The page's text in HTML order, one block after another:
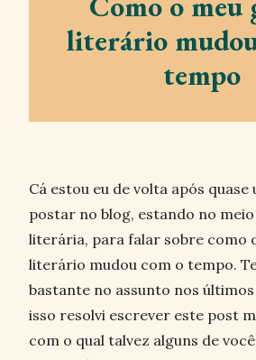
literário
tempo
Cá estou eu de volta após quase
postar no blog, estando no
literária, para falar sobre como
literário mudou com o tempo.
bastante no assunto nos
isso resolvi escrever este post
com o qual talvez alguns de